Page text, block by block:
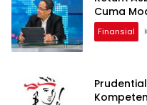
Cuma
Finansial